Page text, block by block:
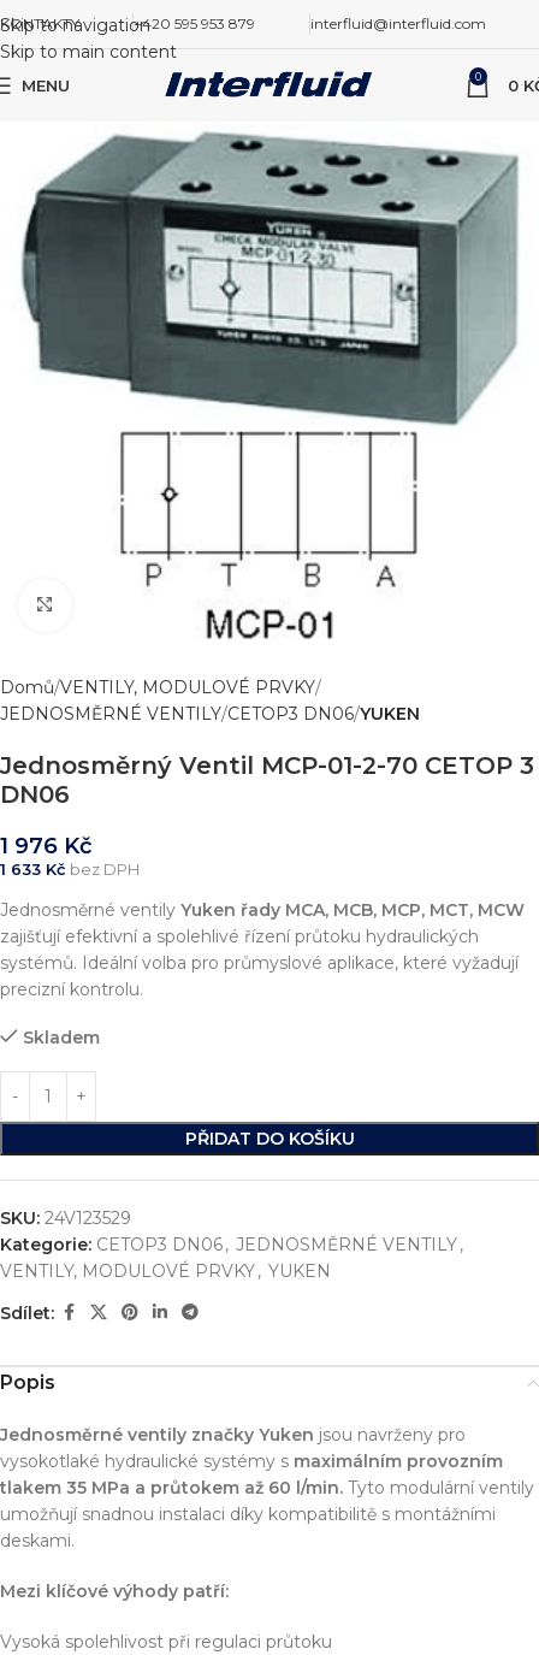
Skip to navigation
Skip to main content
KONTAKTY +420 595 953 879 interfluid@interfluid.com
MENU 0 0
Domů VENTILY, MODULOVÉ PRVKY
JEDNOSMĚRNÉ VENTILY CETOP3 DN06 YUKEN
Jednosměrný Ventil MCP-01-2-70 CETOP 3
DN06
1 976 Kč
1 633 Kč bez DPH
Jednosměrné ventily Yuken řady MCA, MCB, MCP, MCT, MCW
zajišťují efektivní a spolehlivé řízení průtoku hydraulických
systémů. Ideální volba pro průmyslové aplikace, které vyžadují
precizní kontrolu.
Skladem
PŘIDAT DO KOŠÍKU
SKU: 24V123529
Kategorie: CETOP3 DN06, JEDNOSMĚRNÉ VENTILY,
VENTILY, MODULOVÉ PRVKY, YUKEN
Sdílet:
Popis
Jednosměrné ventily značky Yuken jsou navrženy pro
vysokotlaké hydraulické systémy s maximálním provozním
tlakem 35 MPa a průtokem až 60 l/min. Tyto modulární ventily
umožňují snadnou instalaci díky kompatibilitě s montážními
deskami.
Mezi klíčové výhody patří:
Vysoká spolehlivost při regulaci průtoku